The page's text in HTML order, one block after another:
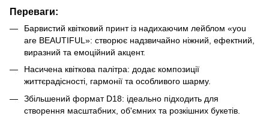
Переваги:
Барвистий квітковий принт із надихаючим лейблом «you
are BEAUTIFUL»: створює надзвичайно ніжний, ефектний,
виразний та емоційний акцент.
Насичена квіткова палітра: додає композиції
життєрадісності, гармонії та особливого шарму.
Збільшений формат D18: ідеально підходить для
створення масштабних, об'ємних та розкішних букетів.